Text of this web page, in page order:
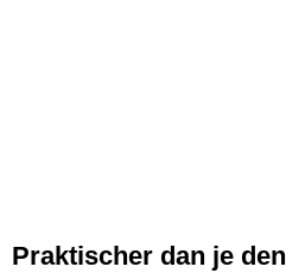
Praktischer dan je